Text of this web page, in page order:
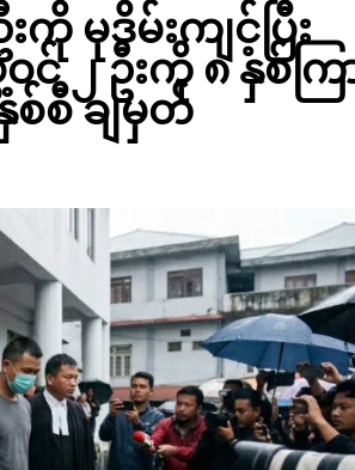
ကို မုဒိမ်းကျင့်ပြီး
၂ ဦးကို ၈ နှစ်က
စ်စီ ချမှတ်